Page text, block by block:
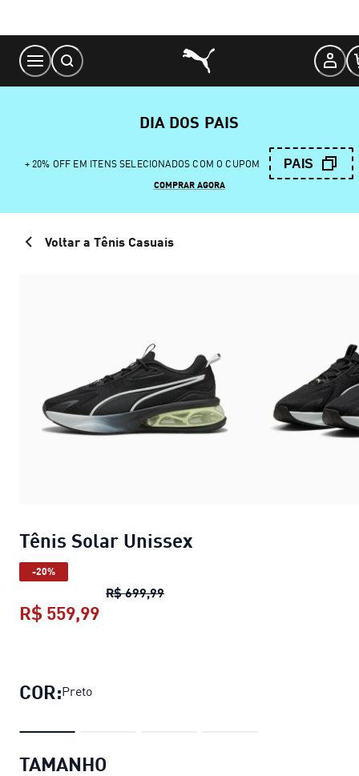
Content
DIA DOS PAIS
+ 20% OFF EM ITENS SELECIONADOS COM O CUPOM PAIS
COMPRAR AGORA
Voltar a Tênis Casuais
Tênis Solar Unissex
-20%
R$ 699,99Tênis Solar Unissex
R$ 559,99
COR:Preto
TAMANHO